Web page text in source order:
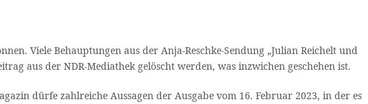
Viele Behauptungen aus der Anja-Reschke-Sendung „Julian Reichelt und
aus der NDR-Mediathek gelöscht werden, was inzwichen geschehen ist.
dürfe zahlreiche Aussagen der Ausgabe vom 16. Februar 2023, in der es